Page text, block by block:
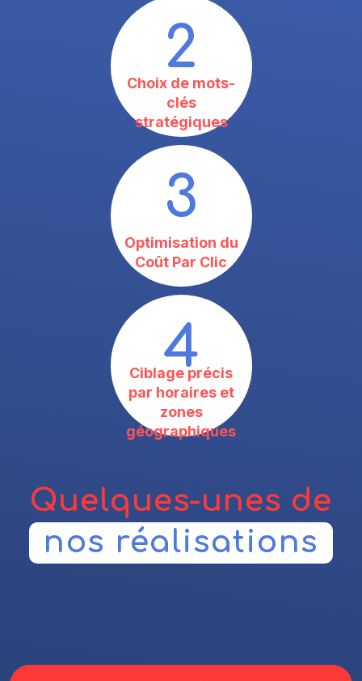
2
Choix de mots-
clés
stratégiques
3
Optimisation du
Coût Par Clic
4
Ciblage précis
par horaires et
zones
géographiques
Quelques-unes de
nos réalisations